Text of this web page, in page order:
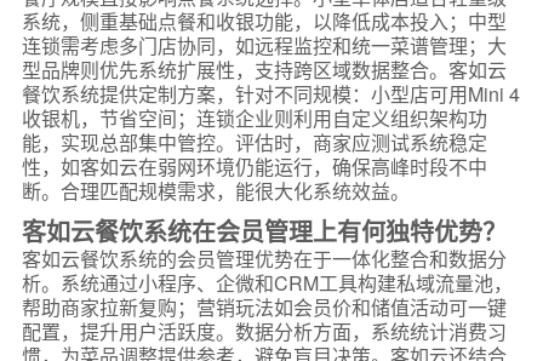
系统，侧重基础点餐和收银功能，以降低成本投入；中型
连锁需考虑多门店协同，如远程监控和统一菜谱管理；大
型品牌则优先系统扩展性，支持跨区域数据整合。客如云
餐饮系统提供定制方案，针对不同规模：小型店可用Mini 4
收银机，节省空间；连锁企业则利用自定义组织架构功
能，实现总部集中管控。评估时，商家应测试系统稳定
性，如客如云在弱网环境仍能运行，确保高峰时段不中
断。合理匹配规模需求，能很大化系统效益。
客如云餐饮系统在会员管理上有何独特优势？
客如云餐饮系统的会员管理优势在于一体化整合和数据分
析。系统通过小程序、企微和CRM工具构建私域流量池，
帮助商家拉新复购；营销玩法如会员价和储值活动可一键
配置，提升用户活跃度。数据分析方面，系统统计消费习